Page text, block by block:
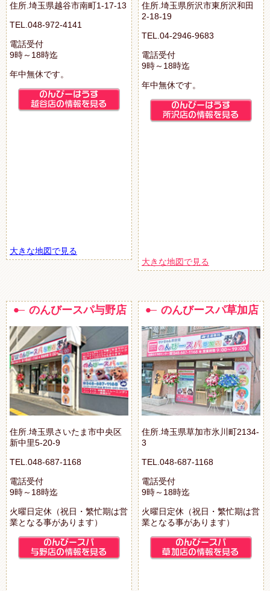
住所.埼玉県越谷市南町1-17-13
TEL.048-972-4141
電話受付
9時～18時迄
年中無休です。
大きな地図で見る
住所.埼玉県所沢市東所沢和田
2-18-19
TEL.04-2946-9683
電話受付
9時～18時迄
年中無休です。
大きな地図で見る
のんびースパ与野店
住所.埼玉県さいたま市中央区
新中里5-20-9
TEL.048-687-1168
電話受付
9時～18時迄
火曜日定休（祝日・繁忙期は営
業となる事があります）
のんびースパ草加店
住所.埼玉県草加市氷川町2134-
3
TEL.048-687-1168
電話受付
9時～18時迄
火曜日定休（祝日・繁忙期は営
業となる事があります）